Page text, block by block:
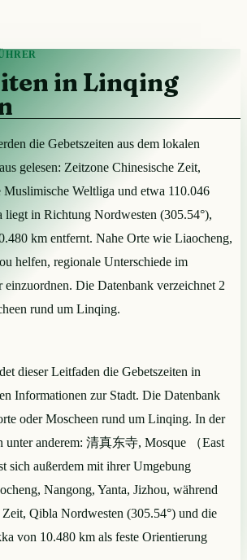
in Linqing
die Gebetszeiten aus dem lokalen
gelesen: Zeitzone Chinesische Zeit,
Muslimische Weltliga und etwa 110.046
in Richtung Nordwesten (305.54°),
km entfernt. Nahe Orte wie Liaocheng,
helfen, regionale Unterschiede im
einzuordnen. Die Datenbank verzeichnet 2
rund um Linqing.
dieser Leitfaden die Gebetszeiten in
Informationen zur Stadt. Die Datenbank
oder Moscheen rund um Linqing. In der
unter anderem: 清真东寺, Mosque （East
sich außerdem mit ihrer Umgebung
Nangong, Yanta, Jizhou, während
Qibla Nordwesten (305.54°) und die
von 10.480 km als feste Orientierung